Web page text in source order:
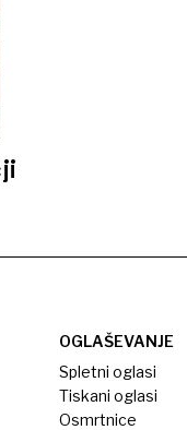
OGLAŠEVANJE
Spletni oglasi
Tiskani oglasi
Osmrtnice